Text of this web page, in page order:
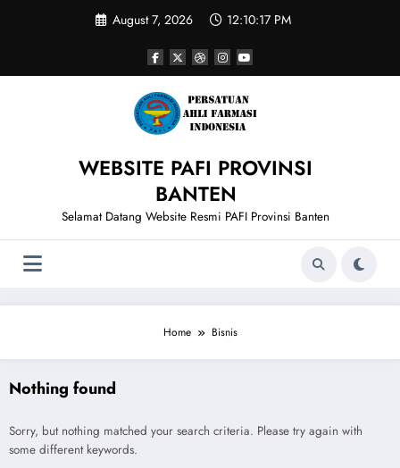
August 7, 2026 12:10:17 PM
WEBSITE PAFI PROVINSI
BANTEN
Selamat Datang Website Resmi PAFI Provinsi Banten
Home Bisnis
Nothing found
Sorry, but nothing matched your search criteria. Please try again with
some different keywords.